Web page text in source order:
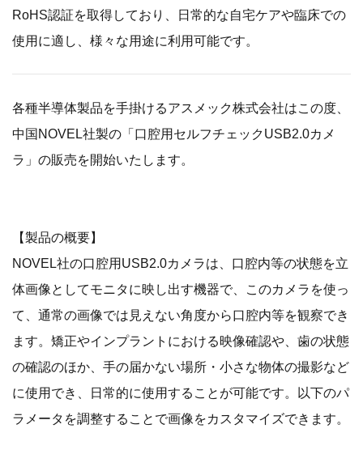
RoHS認証を取得しており、日常的な自宅ケアや臨床での
使用に適し、様々な用途に利用可能です。
各種半導体製品を手掛けるアスメック株式会社はこの度、
中国NOVEL社製の「口腔用セルフチェックUSB2.0カメ
ラ」の販売を開始いたします。
【製品の概要】
NOVEL社の口腔用USB2.0カメラは、口腔内等の状態を立
体画像としてモニタに映し出す機器で、このカメラを使っ
て、通常の画像では見えない角度から口腔内等を観察でき
ます。矯正やインプラントにおける映像確認や、歯の状態
の確認のほか、手の届かない場所・小さな物体の撮影など
に使用でき、日常的に使用することが可能です。以下のパ
ラメータを調整することで画像をカスタマイズできます。